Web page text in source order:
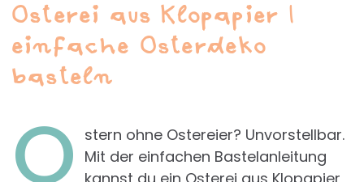
Osterei aus Klopapier |
einfache Osterdeko
basteln
O stern ohne Ostereier? Unvorstellbar.
Mit der einfachen Bastelanleitung